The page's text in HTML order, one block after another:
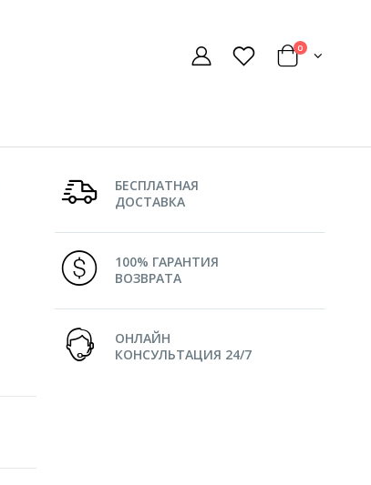
0
БЕСПЛАТНАЯ
ДОСТАВКА
100% ГАРАНТИЯ
ВОЗВРАТА
ОНЛАЙН
КОНСУЛЬТАЦИЯ 24/7